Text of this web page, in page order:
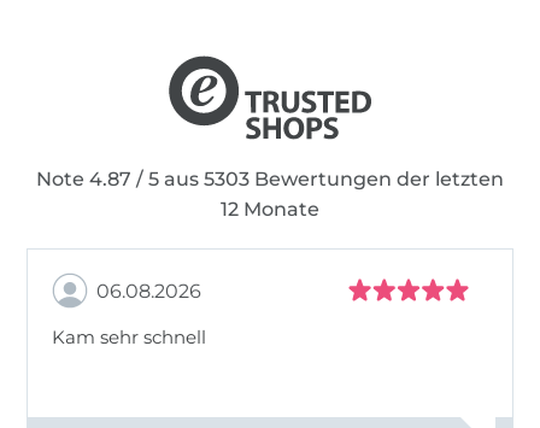
Note 4.87 / 5 aus 5303 Bewertungen der letzten
12 Monate
06.08.2026
Kam sehr schnell